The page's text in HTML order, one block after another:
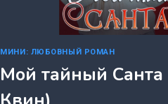
МИНИ: ЛЮБОВНЫЙ РОМАН
Мой тайный Санта